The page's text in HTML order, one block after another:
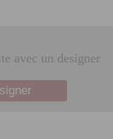
avec un designer